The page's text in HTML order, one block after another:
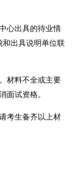
心出具的待业情
出具说明单位联
材料不全或主要
面试资格。
考生备齐以上材